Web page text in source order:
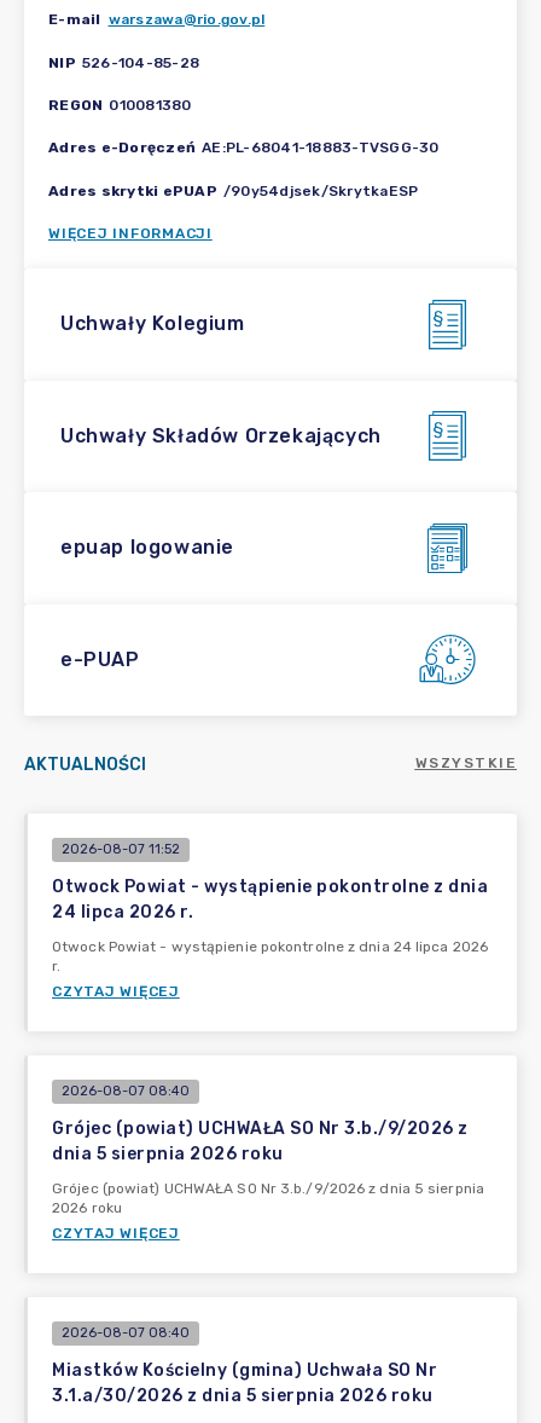
E-mail warszawa@rio.gov.pl
NIP 526-104-85-28
REGON 010081380
Adres e-Doręczeń AE:PL-68041-18883-TVSGG-30
Adres skrytki ePUAP /90y54djsek/SkrytkaESP
WIĘCEJ INFORMACJI
Uchwały Kolegium
Uchwały Składów Orzekających
epuap logowanie
e-PUAP
AKTUALNOŚCI WSZYSTKIE
2026-08-07 11:52
Otwock Powiat - wystąpienie pokontrolne z dnia
24 lipca 2026 r.
Otwock Powiat - wystąpienie pokontrolne z dnia 24 lipca 2026
r.
CZYTAJ WIĘCEJ
2026-08-07 08:40
Grójec (powiat) UCHWAŁA SO Nr 3.b./9/2026 z
dnia 5 sierpnia 2026 roku
Grójec (powiat) UCHWAŁA SO Nr 3.b./9/2026 z dnia 5 sierpnia
2026 roku
CZYTAJ WIĘCEJ
2026-08-07 08:40
Miastków Kościelny (gmina) Uchwała SO Nr
3.1.a/30/2026 z dnia 5 sierpnia 2026 roku